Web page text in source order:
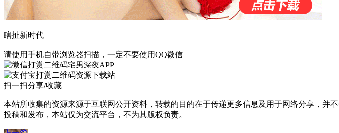
瞎扯新时代
请使用手机自带浏览器扫描，一定不要使用QQ微信
宅男深夜APP
资源下载站
扫一扫分享/收藏
本站所收集的资源来源于互联网公开资料，转载的目的在于传递更多信息及用于网络分享，
投稿和发布，本站仅为交流平台，不为其版权负责。